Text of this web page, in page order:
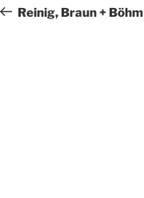
Beitrag
Reinig, Braun + Böhm